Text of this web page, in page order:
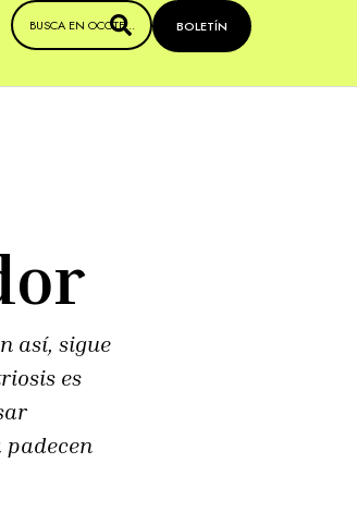
BOLETÍN
así, sigue
es